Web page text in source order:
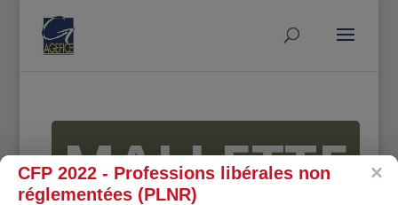
MALLETTE
CFP 2022 - Professions libérales non
réglementées (PLNR)